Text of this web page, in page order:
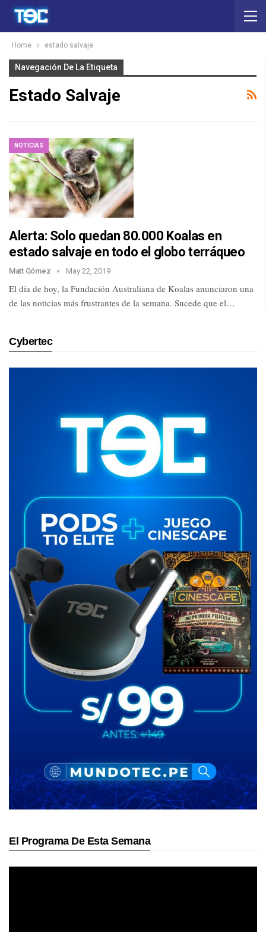
Home estado salvaje
Navegación De La Etiqueta
Estado Salvaje
NOTICIAS
Alerta: Solo quedan 80.000 Koalas en
estado salvaje en todo el globo terráqueo
Matt Gómez May 22, 2019
El día de hoy, la Fundación Australiana de Koalas anunciaron una
de las noticias más frustrantes de la semana. Sucede que el…
Cybertec
El Programa De Esta Semana